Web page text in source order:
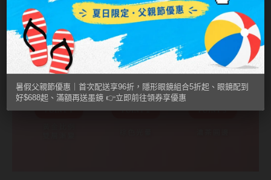
暑假父親節優惠｜首次配送享96折，隱形眼鏡組合5折起、眼鏡配到
好$688起、滿額再送墨鏡 👉立即前往領券享優惠